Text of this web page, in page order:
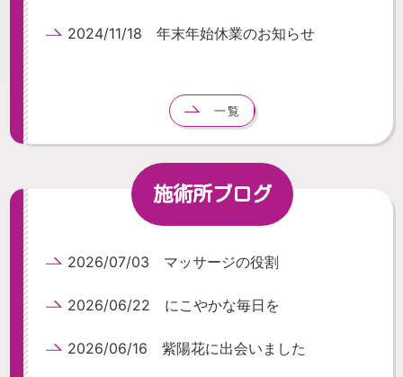
2024/11/18 年末年始休業のお知らせ
一覧
施術所ブログ
2026/07/03 マッサージの役割
2026/06/22 にこやかな毎日を
2026/06/16 紫陽花に出会いました